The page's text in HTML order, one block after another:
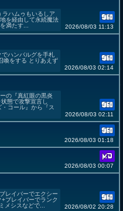
ハムゥもいるしア
を経由して永続魔法
満たす...
2026/08/03 11:13
ハンバルグを手札
喚をする とりあえず
2026/08/03 02:14
の『真紅眼の黒炎
態で攻撃宣言し
コール』から『ス
2026/08/03 02:11
2026/08/03 01:18
2026/08/03 00:07
レイバーでエクシー
ブレイバーでランク
メシスなどで...
2026/08/02 20:28